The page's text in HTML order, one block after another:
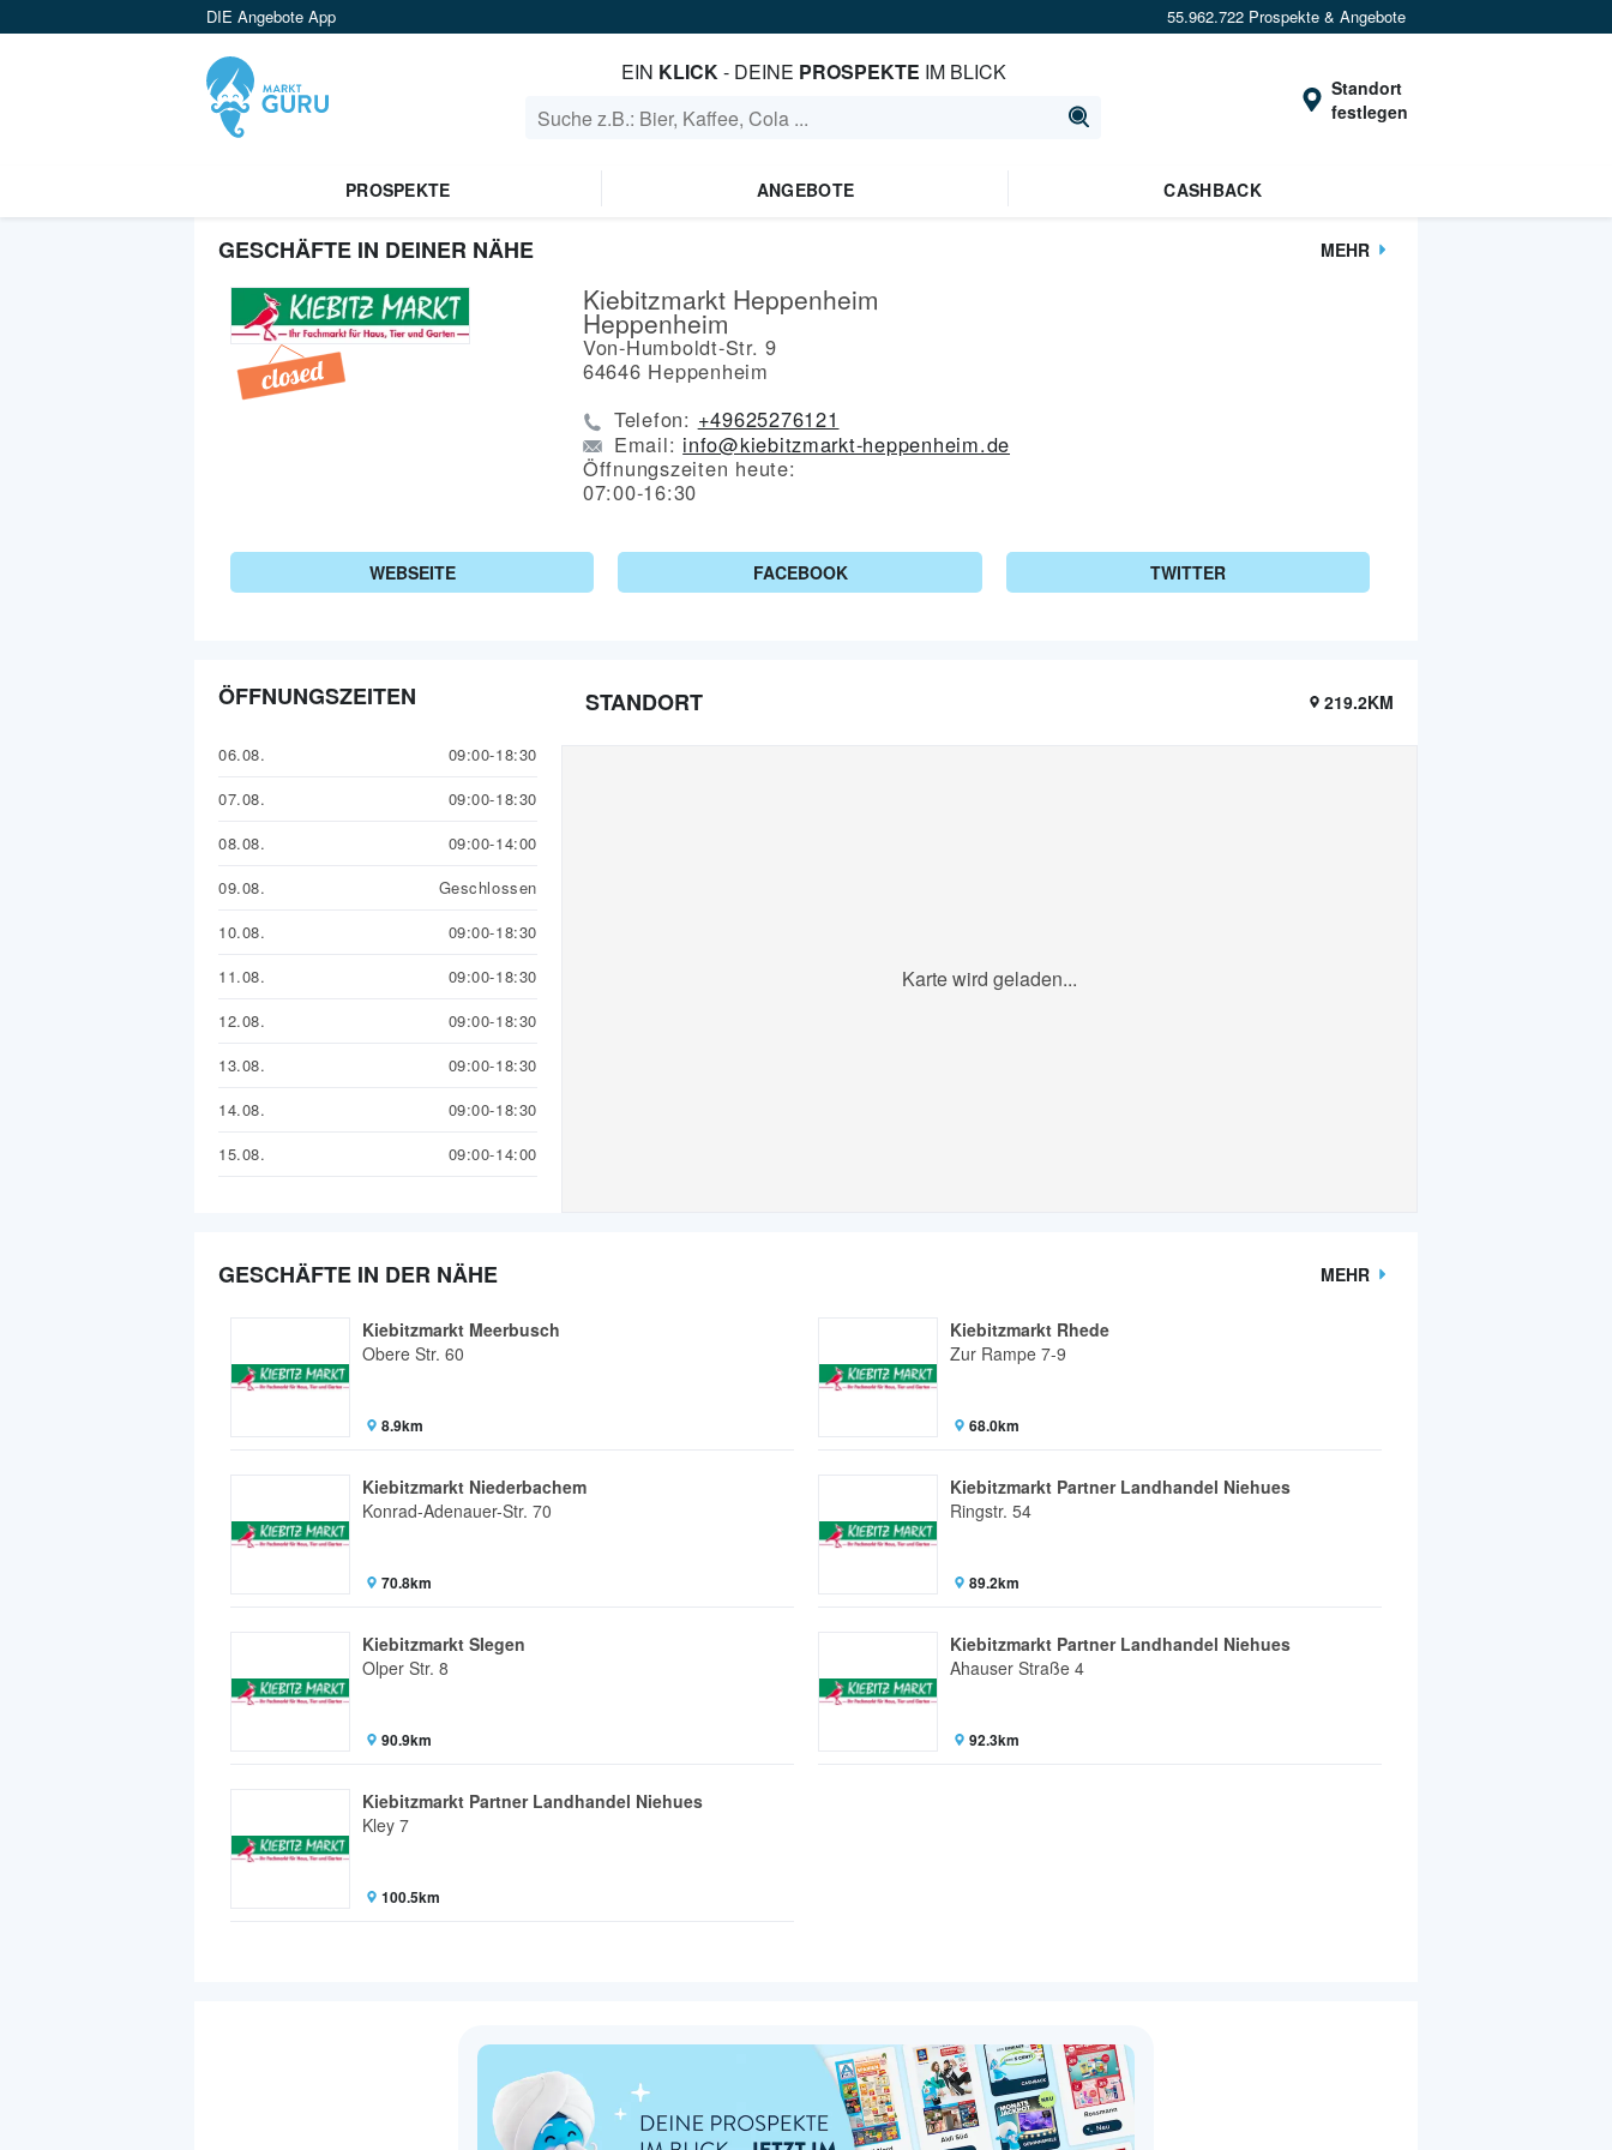
DIE Angebote App 55.962.722 Prospekte & Angebote
EIN KLICK- DEINE PROSPEKTE IM BLICK
Standort
festlegen
PROSPEKTE ANGEBOTE CASHBACK
GESCHÄFTE IN DEINER NÄHE MEHR
Kiebitzmarkt Heppenheim
Heppenheim
Von-Humboldt-Str. 9
64646 Heppenheim
Telefon: +49625276121
Email: info@kiebitzmarkt-heppenheim.de
Öffnungszeiten heute:
07:00-16:30
WEBSEITE FACEBOOK TWITTER
ÖFFNUNGSZEITEN
06.08.
09:00-18:30
07.08.
09:00-18:30
08.08.
09:00-14:00
09.08.
Geschlossen
10.08.
09:00-18:30
11.08.
09:00-18:30
12.08.
09:00-18:30
13.08.
09:00-18:30
14.08.
09:00-18:30
15.08.
09:00-14:00
STANDORT 219.2KM
Karte wird geladen...
GESCHÄFTE IN DER NÄHE MEHR
Kiebitzmarkt Meerbusch
Obere Str. 60
8.9km
Kiebitzmarkt Rhede
Zur Rampe 7-9
68.0km
Kiebitzmarkt Niederbachem
Konrad-Adenauer-Str. 70
70.8km
Kiebitzmarkt Partner Landhandel Niehues
Ringstr. 54
89.2km
Kiebitzmarkt SIegen
Olper Str. 8
90.9km
Kiebitzmarkt Partner Landhandel Niehues
Ahauser Straße 4
92.3km
Kiebitzmarkt Partner Landhandel Niehues
Kley 7
100.5km